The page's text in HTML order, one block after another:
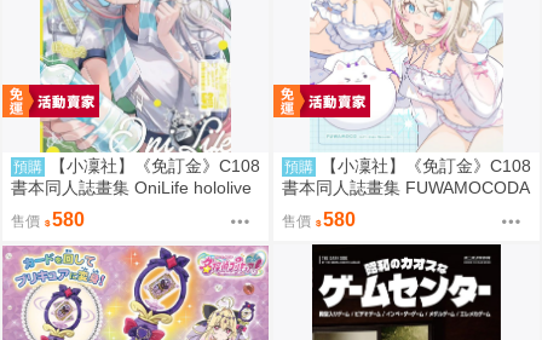
預購
【小凜社】《免訂金》C108
書本同人誌畫集 OniLife hololive
百鬼綾目
售價 580
預購
【小凜社】《免訂金》C108
書本同人誌畫集 FUWAMOCODA
YS6 イコモチ hololive
售價 580